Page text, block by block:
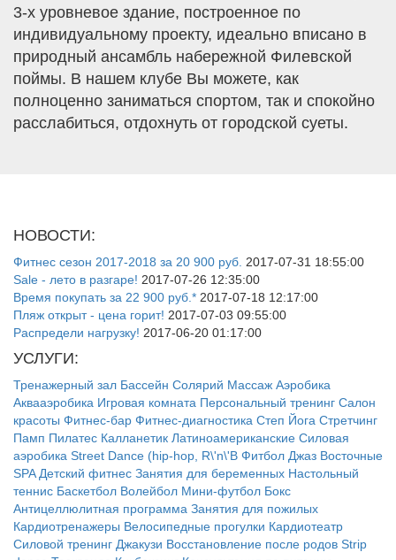
3-х уровневое здание, построенное по
индивидуальному проекту, идеально вписано в
природный ансамбль набережной Филевской
поймы. В нашем клубе Вы можете, как
полноценно заниматься спортом, так и спокойно
расслабиться, отдохнуть от городской суеты.
НОВОСТИ:
Фитнес сезон 2017-2018 за 20 900 руб. 2017-07-31 18:55:00
Sale - лето в разгаре! 2017-07-26 12:35:00
Время покупать за 22 900 руб.* 2017-07-18 12:17:00
Пляж открыт - цена горит! 2017-07-03 09:55:00
Распредели нагрузку! 2017-06-20 01:17:00
УСЛУГИ:
Тренажерный зал Бассейн Солярий Массаж Аэробика
Аквааэробика Игровая комната Персональный тренинг Салон
красоты Фитнес-бар Фитнес-диагностика Степ Йога Стретчинг
Памп Пилатес Калланетик Латиноамериканские Силовая
аэробика Street Dance (hip-hop, R\'n\'B Фитбол Джаз Восточные
SPA Детский фитнес Занятия для беременных Настольный
теннис Баскетбол Волейбол Мини-футбол Бокс
Антицеллюлитная программа Занятия для пожилых
Кардиотренажеры Велосипедные прогулки Кардиотеатр
Силовой тренинг Джакузи Восстановление после родов Strip